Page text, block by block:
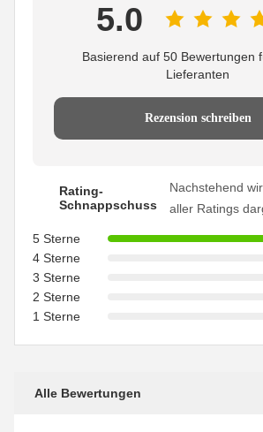
5.0
Basierend auf 50 Bewertungen
Lieferanten
Rezension schreiben
Rating-
Schnappschuss
Nachstehend
aller Ratings
5 Sterne
4 Sterne
3 Sterne
2 Sterne
1 Sterne
Alle Bewertungen